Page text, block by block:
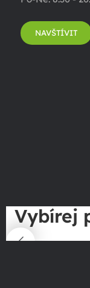
NAVŠTÍVIT
Vybírej